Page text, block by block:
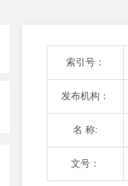
索引号：
发布机构：
名 称:
文号：